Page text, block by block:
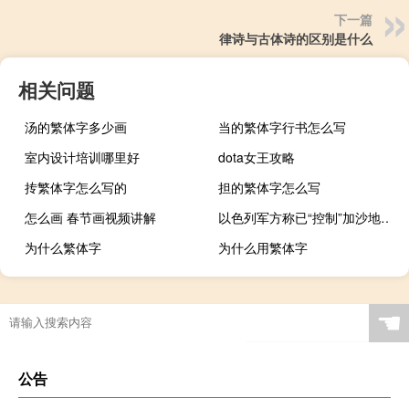
下一篇
律诗与古体诗的区别是什么
相关问题
汤的繁体字多少画
当的繁体字行书怎么写
室内设计培训哪里好
dota女王攻略
抟繁体字怎么写的
担的繁体字怎么写
怎么画 春节画视频讲解
以色列军方称已“控制”加沙地带北部区域
为什么繁体字
为什么用繁体字
☚
公告